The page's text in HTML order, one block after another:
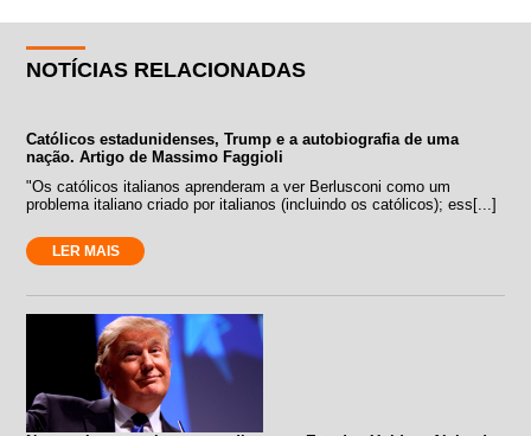
NOTÍCIAS RELACIONADAS
Católicos estadunidenses, Trump e a autobiografia de uma
nação. Artigo de Massimo Faggioli
"Os católicos italianos aprenderam a ver Berlusconi como um
problema italiano criado por italianos (incluindo os católicos); ess[...]
LER MAIS